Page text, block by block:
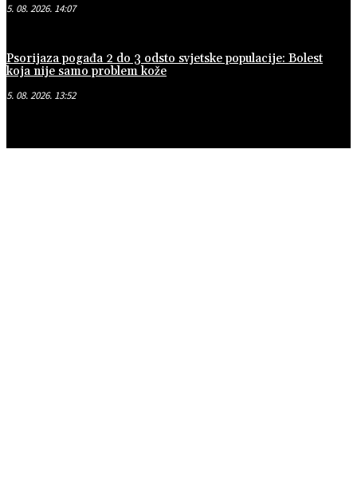
5. 08. 2026. 14:07
Psorijaza pogađa 2 do 3 odsto svjetske populacije: Bolest
koja nije samo problem kože
5. 08. 2026. 13:52